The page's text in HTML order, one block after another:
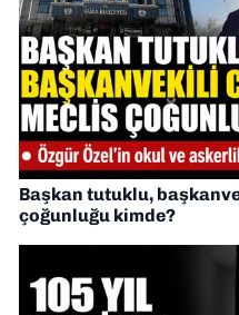
Başkan tutuklu,
çoğunluğu kimde?